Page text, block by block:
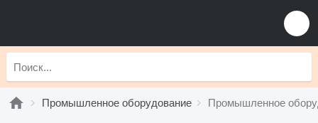
Промышленное оборудование Промышленное